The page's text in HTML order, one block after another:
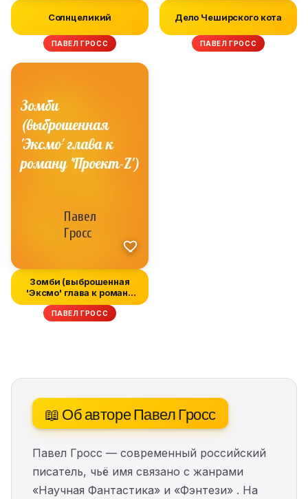
Солнцеликий
ПАВЕЛ ГРОСС
Дело Чеширского кота
ПАВЕЛ ГРОСС
Зомби (выброшенная
'Эксмо' глава к роману
'Проект-...
ПАВЕЛ ГРОСС
📖 Об авторе Павел Гросс
Павел Гросс — современный российский
писатель, чьё имя связано с жанрами
«Научная Фантастика» и «Фэнтези» . На